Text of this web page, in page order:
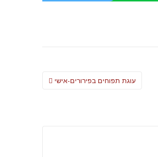
Post
עוגת תפוחים בפירורים-אישי